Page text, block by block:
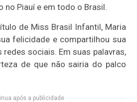
no Piauí e em todo o Brasil.
de Miss Brasil Infantil, Maria
felicidade e compartilhou sua
sociais. Em suas palavras,
de que não sairia do palco
após a publicidade